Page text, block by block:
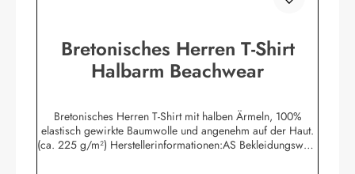
Bretonisches Herren T-Shirt
Halbarm Beachwear
Bretonisches Herren T-Shirt mit halben Ärmeln, 100%
elastisch gewirkte Baumwolle und angenehm auf der Haut.
(ca. 225 g/m²) Herstellerinformationen:AS Bekleidungswerk